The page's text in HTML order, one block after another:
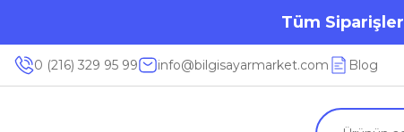
Tüm
0 (216) 329 95 99 info@bilgisayarmarket.com Blog